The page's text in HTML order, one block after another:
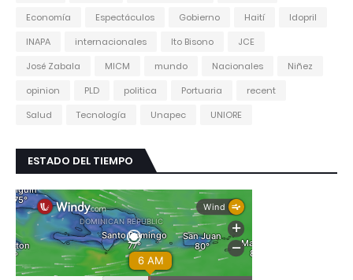
Economía
Espectáculos Gobierno Haití
Idopril
INAPA
internacionales Ito Bisono
JCE
José Zabala
MICM mundo Nacionales
Niñez
opinion
PLD politica Portuaria
recent
Salud
Tecnología Unapec UNIORE
ESTADO DEL TIEMPO